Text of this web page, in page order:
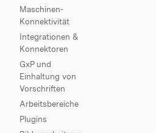
Maschinen-
Konnektivität
Integrationen &
Konnektoren
GxP und
Einhaltung von
Vorschriften
Arbeitsbereiche
Plugins